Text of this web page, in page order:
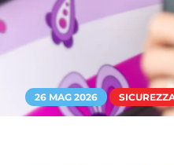
26 MAG 2026